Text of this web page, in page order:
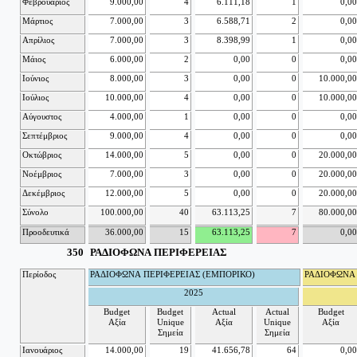
Μάρτιος
Απρίλιος
Μάιος
Ιούνιος
Ιούλιος
Αύγουστος
Σεπτέμβριος
Οκτώβριος
Νοέμβριος
Δεκέμβριος
Σύνολο
7.000,00
7.000,00
6.000,00
8.000,00
10.000,00
4.000,00
9.000,00
14.000,00
7.000,00
12.000,00
100.000,00
3
3
2
3
4
1
4
5
3
5
40
6.588,71
8.398,99
0,00
0,00
0,00
0,00
0,00
0,00
0,00
0,00
63.113,25
2
1
0
0
0
0
0
0
0
0
7
0,00
0,00
0,00
10.000,00
10.000,00
0,00
0,00
20.000,00
20.000,00
20.000,00
80.000,00
Προοδευτικά 36.000,00 15 63.113,25 7 0,00
350 ΡΑΔΙΟΦΩΝΑ ΠΕΡΙΦΕΡΕΙΑΣ
Budget
Αξία
Budget
Unique
Σημεία
Actual
Αξία
Actual
Unique
Σημεία
Budget
Αξία
Ιανουάριος
14.000,00
19
41.656,78
64
0,00
Περίοδος
ΡΑΔΙΟΦΩΝΑ ΠΕΡΙΦΕΡΕΙΑΣ (ΕΜΠΟΡΙΚΟ)
2025
ΡΑΔΙΟΦΩΝΑ